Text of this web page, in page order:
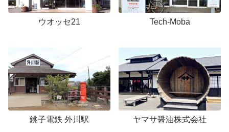
ウオッセ21 Tech-Moba
銚子電鉄 外川駅 ヤマサ醤油株式会社